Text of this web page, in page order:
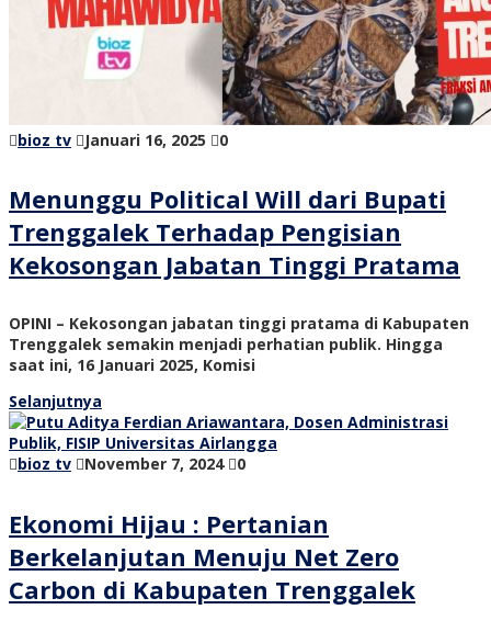
bioz tv Januari 16, 2025 0
Menunggu Political Will dari Bupati
Trenggalek Terhadap Pengisian
Kekosongan Jabatan Tinggi Pratama
OPINI – Kekosongan jabatan tinggi pratama di Kabupaten
Trenggalek semakin menjadi perhatian publik. Hingga
saat ini, 16 Januari 2025, Komisi
Selanjutnya
bioz tv November 7, 2024 0
Ekonomi Hijau : Pertanian
Berkelanjutan Menuju Net Zero
Carbon di Kabupaten Trenggalek